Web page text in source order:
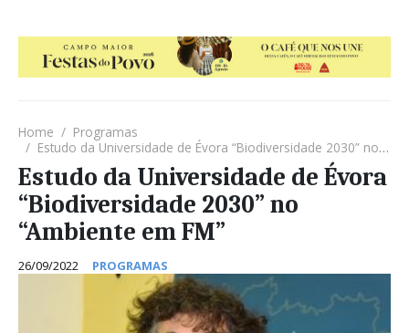
Home
Programas
Estudo da Universidade de Évora “Biodiversidade 2030” no “Ambiente em FM”
Estudo da Universidade de Évora
“Biodiversidade 2030” no
“Ambiente em FM”
26/09/2022 PROGRAMAS